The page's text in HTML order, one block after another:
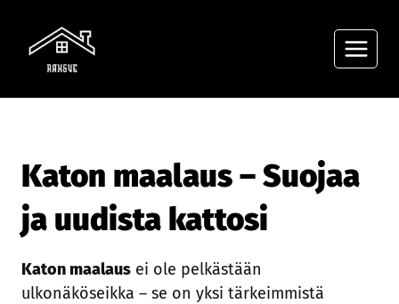
sisältöön
Katon maalaus – Suojaa
ja uudista kattosi
Katon maalaus ei ole pelkästään
ulkonäköseikka – se on yksi tärkeimmistä